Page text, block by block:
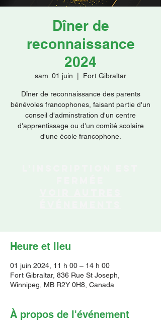
Dîner de
reconnaissance
2024
sam. 01 juin Fort Gibraltar
Dîner de reconnaissance des parents
bénévoles francophones, faisant partie d'un
conseil d'adminstration d'un centre
d'apprentissage ou d'un comité scolaire
d'une école francophone.
Heure et lieu
01 juin 2024, 11 h 00 – 14 h 00
Fort Gibraltar, 836 Rue St Joseph,
Winnipeg, MB R2Y 0H8, Canada
À propos de l'événement